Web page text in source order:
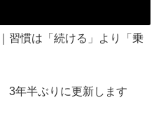
習慣は「続ける」より「乗
3年半ぶりに更新します